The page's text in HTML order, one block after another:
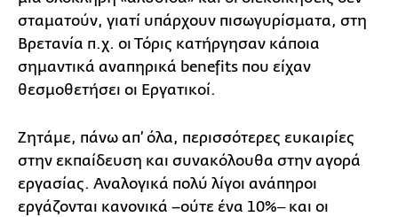
σταματούν, γιατί υπάρχουν πισωγυρίσματα, στη
Βρετανία π.χ. οι Τόρις κατήργησαν κάποια
σημαντικά αναπηρικά benefits που είχαν
θεσμοθετήσει οι Εργατικοί.
Ζητάμε, πάνω απ’ όλα, περισσότερες ευκαιρίες
στην εκπαίδευση και συνακόλουθα στην αγορά
εργασίας. Αναλογικά πολύ λίγοι ανάπηροι
εργάζονται κανονικά –ούτε ένα 10%‒ και οι